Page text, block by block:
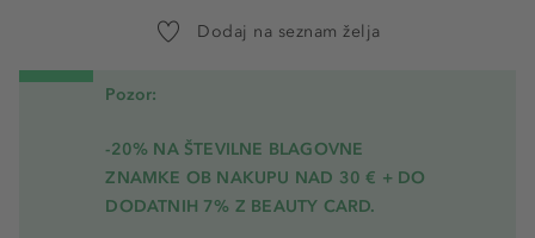
Dodaj na seznam želja
Pozor:
-20% NA ŠTEVILNE BLAGOVNE
ZNAMKE OB NAKUPU NAD 30 € + DO
DODATNIH 7% Z BEAUTY CARD.